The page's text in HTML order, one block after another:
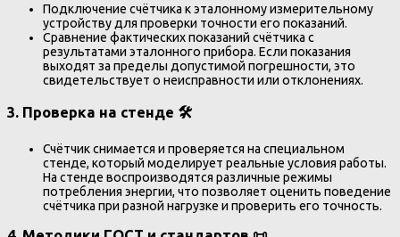
Подключение счётчика к эталонному измерительному
устройству для проверки точности его показаний.
Сравнение фактических показаний счётчика с
результатами эталонного прибора. Если показания
выходят за пределы допустимой погрешности, это
свидетельствует о неисправности или отклонениях.
3. Проверка на стенде 🛠️
Счётчик снимается и проверяется на специальном
стенде, который моделирует реальные условия работы.
На стенде воспроизводятся различные режимы
потребления энергии, что позволяет оценить поведение
счётчика при разной нагрузке и проверить его точность.